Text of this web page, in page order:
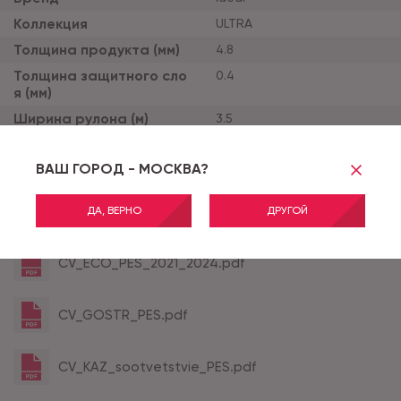
ВАШ ГОРОД - МОСКВА?
ДА, ВЕРНО ДРУГОЙ
Коллекция ULTRA
Толщина продукта (мм) 4.8
Толщина защитного сло
я (мм)
0.4
Ширина рулона (м) 3.5
Класс применения
CV_ECO_PES_2021_2024.pdf
CV_GOSTR_PES.pdf
CV_KAZ_sootvetstvie_PES.pdf